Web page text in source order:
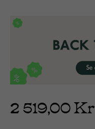
2 519,00 Kr